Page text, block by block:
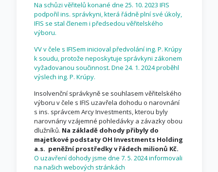
Na schůzi věřitelů konané dne 25. 10. 2023 IFIS
podpořil ins. správkyni, která řádně plní své úkoly,
IFIS se stal členem i předsedou věřitelského
výboru.
VV v čele s IFISem inicioval předvolání ing. P. Krúpy
k soudu, protože neposkytuje správkyni zákonem
vyžadovanou součinnost. Dne 24. 1. 2024 proběhl
výslech ing. P. Krúpy.
Insolvenční správkyně se souhlasem věřitelského
výboru v čele s IFIS uzavřela dohodu o narovnání
s ins. správcem Arcy Investments, kterou byly
narovnány vzájemné pohledávky a závazky obou
dlužníků. Na základě dohody přibyly do
majetkové podstaty OH Investments Holding
a.s. peněžní prostředky v řádech milionů Kč.
O uzavření dohody jsme dne 7. 5. 2024 informovali
na našich webových stránkách